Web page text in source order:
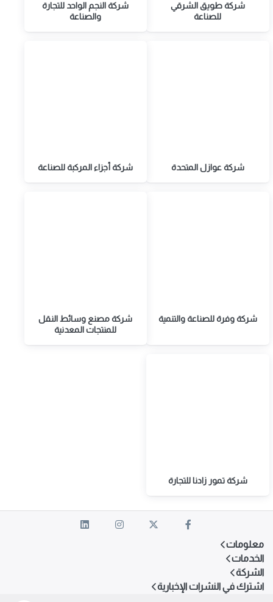
شركة طويق الشرقي
للصناعة
شركة النجم الواحد للتجارة
والصناعة
شركة عوازل المتحدة شركة أجزاء المركبة للصناعة
شركة وفرة للصناعة والتنمية
شركة مصنع وسائط النقل
للمنتجات المعدنية
شركة تمور زادنا للتجارة
معلومات
الخدمات
الشركة
اشترك في النشرات الإخبارية